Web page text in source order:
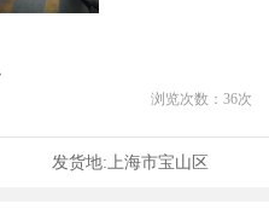
浏览次数： 36次
发货地: 上海市宝山区